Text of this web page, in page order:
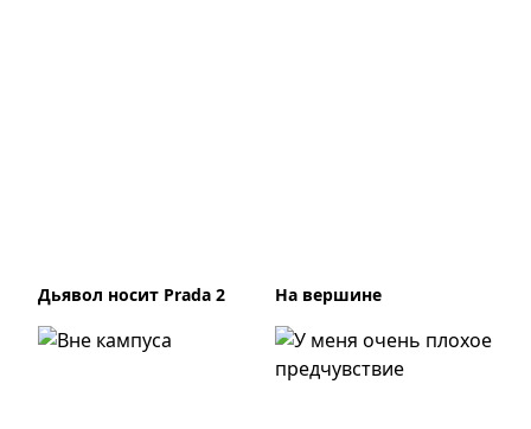
Дьявол носит Prada 2 На вершине